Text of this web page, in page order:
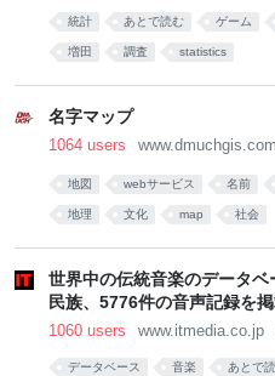
統計 あとで読む ゲーム
増田 調査 statistics
名字マップ
1064 users www.dmuchgis.com
地図 webサービス 名前
地理 文化 map 社会
世界中の伝統音楽のデータ
民族、5776件の音声記録を
1060 users www.itmedia.co.jp
データベース 音楽 あとで